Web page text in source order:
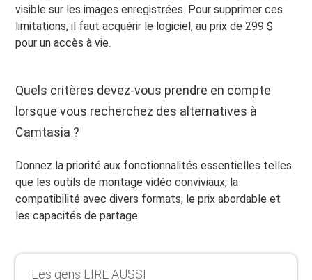
visible sur les images enregistrées. Pour supprimer ces
limitations, il faut acquérir le logiciel, au prix de 299 $
pour un accès à vie.
Quels critères devez-vous prendre en compte
lorsque vous recherchez des alternatives à
Camtasia ?
Donnez la priorité aux fonctionnalités essentielles telles
que les outils de montage vidéo conviviaux, la
compatibilité avec divers formats, le prix abordable et
les capacités de partage.
Les gens LIRE AUSSI